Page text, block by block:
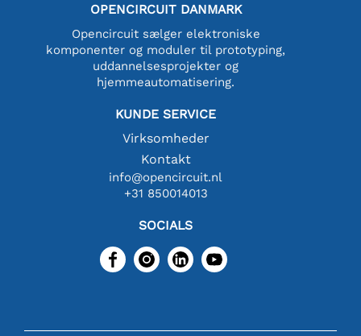
OPENCIRCUIT DANMARK
Opencircuit sælger elektroniske
komponenter og moduler til prototyping,
uddannelsesprojekter og
hjemmeautomatisering.
KUNDE SERVICE
Virksomheder
Kontakt
info@opencircuit.nl
+31 850014013
SOCIALS